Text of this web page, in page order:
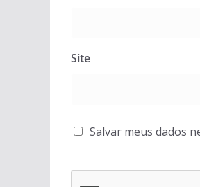
Site
Salvar meus dados